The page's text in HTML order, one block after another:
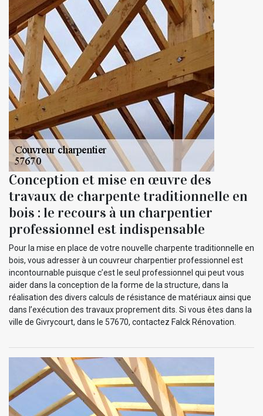
Conception et mise en œuvre des
travaux de charpente traditionnelle en
bois : le recours à un charpentier
professionnel est indispensable
Pour la mise en place de votre nouvelle charpente traditionnelle en
bois, vous adresser à un couvreur charpentier professionnel est
incontournable puisque c’est le seul professionnel qui peut vous
aider dans la conception de la forme de la structure, dans la
réalisation des divers calculs de résistance de matériaux ainsi que
dans l’exécution des travaux proprement dits. Si vous êtes dans la
ville de Givrycourt, dans le 57670, contactez Falck Rénovation.